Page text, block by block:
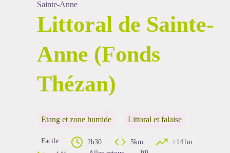
Voir l'image en plein écran
Sainte-Anne
Littoral de Sainte-
Anne (Fonds
Thézan)
Etang et zone humide Littoral et falaise
Facile 2h30 5km
+141m